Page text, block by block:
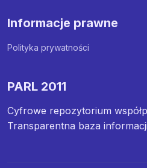
Informacje prawne
Polityka prywatności
PARL 2011
Cyfrowe repozytorium
Transparentna baza informacji